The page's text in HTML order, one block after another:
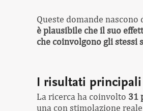
Queste domande nascono
è plausibile che il suo
che coinvolgono gli stessi
I risultati
La ricerca ha coinvolto 31
una con stimolazione